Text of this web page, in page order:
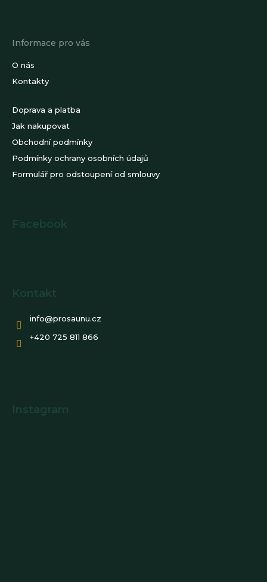
Informace pro vás
O nás
Kontakty
Doprava a platba
Jak nakupovat
Obchodní podmínky
Podmínky ochrany osobních údajů
Formulář pro odstoupení od smlouvy
Facebook
Kontakt
info@prosaunu.cz
+420 725 811 866
Instagram